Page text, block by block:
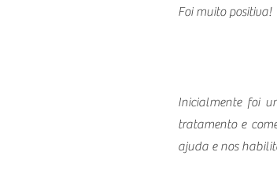
Foi muito positiva!
Inicialmente foi
tratamento e
ajuda e nos